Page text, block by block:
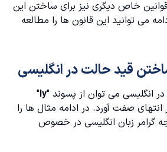
خاص دیگری نیز برای ساختن این
می توانید این قانون ها را مطالعه
قید حالت در انگلیسی
انگلیسی می توان از پسوند "ly
"
انتهای صفت آورد. در ادامه مثال ها را
گرامر زبان انگلیسی در خصوص